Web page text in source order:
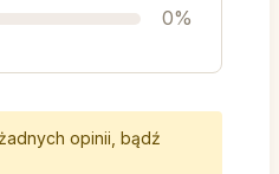
0%
opinii, bądź